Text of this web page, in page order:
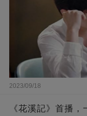
2023/09/18
《花溪記》首播